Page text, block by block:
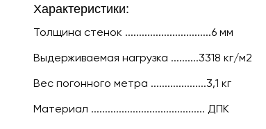
Характериcтики:
Толщина стенок ...............................6 мм
Выдерживаемая нагрузка ..........3318 кг/м2
Вес погонного метра ....................3,1 кг
Материал ......................................... ДПК